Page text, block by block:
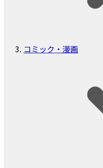
コミック・漫画